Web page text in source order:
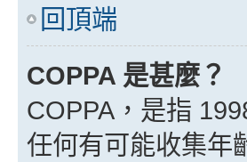
回頂端
COPPA 是甚麼？
COPPA，是指
任何有可能收集年